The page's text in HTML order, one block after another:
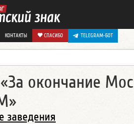
КОНТАКТЫ СПАСИБО TELEGRAM-БОТ
окончание
заведения